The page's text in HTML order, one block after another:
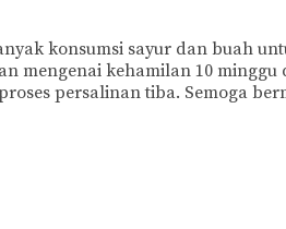
konsumsi sayur dan buah
mengenai kehamilan 10 minggu
persalinan tiba. Semoga